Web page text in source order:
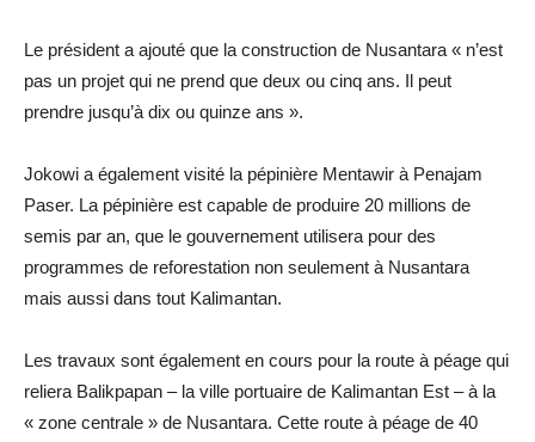
Le président a ajouté que la construction de Nusantara « n’est
pas un projet qui ne prend que deux ou cinq ans. Il peut
prendre jusqu’à dix ou quinze ans ».
Jokowi a également visité la pépinière Mentawir à Penajam
Paser. La pépinière est capable de produire 20 millions de
semis par an, que le gouvernement utilisera pour des
programmes de reforestation non seulement à Nusantara
mais aussi dans tout Kalimantan.
Les travaux sont également en cours pour la route à péage qui
reliera Balikpapan – la ville portuaire de Kalimantan Est – à la
« zone centrale » de Nusantara. Cette route à péage de 40